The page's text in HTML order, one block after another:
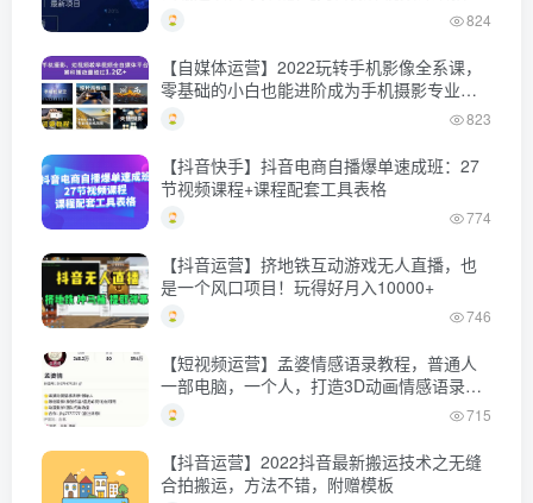
程】
824
【自媒体运营】2022玩转手机影像全系课，
零基础的小白也能进阶成为手机摄影专业人
士
823
【抖音快手】抖音电商自播爆单速成班：27
节视频课程+课程配套工具表格
774
【抖音运营】挤地铁互动游戏无人直播，也
是一个风口项目！玩得好月入10000+
746
【短视频运营】孟婆情感语录教程，普通人
一部电脑，一个人，打造3D动画情感语录账
号
715
【抖音运营】2022抖音最新搬运技术之无缝
合拍搬运，方法不错，附赠模板